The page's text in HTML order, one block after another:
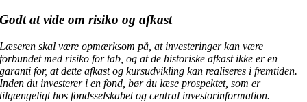
Godt at vide om risiko og afkast
Læseren skal være opmærksom på, at investeringer kan være
forbundet med risiko for tab, og at de historiske afkast ikke er en
garanti for, at dette afkast og kursudvikling kan realiseres i fremtiden.
Inden du investerer i en fond, bør du læse prospektet, som er
tilgængeligt hos fondsselskabet og central investorinformation.